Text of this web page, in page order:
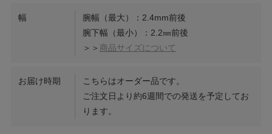
幅
腕幅（最大）：2.4mm前後
腕下幅（最小）：2.2㎜前後
＞＞ 商品サイズについて
お届け時期
こちらはオーダー品です。
ご注文日より約6週間での発送を予定してお
ります。